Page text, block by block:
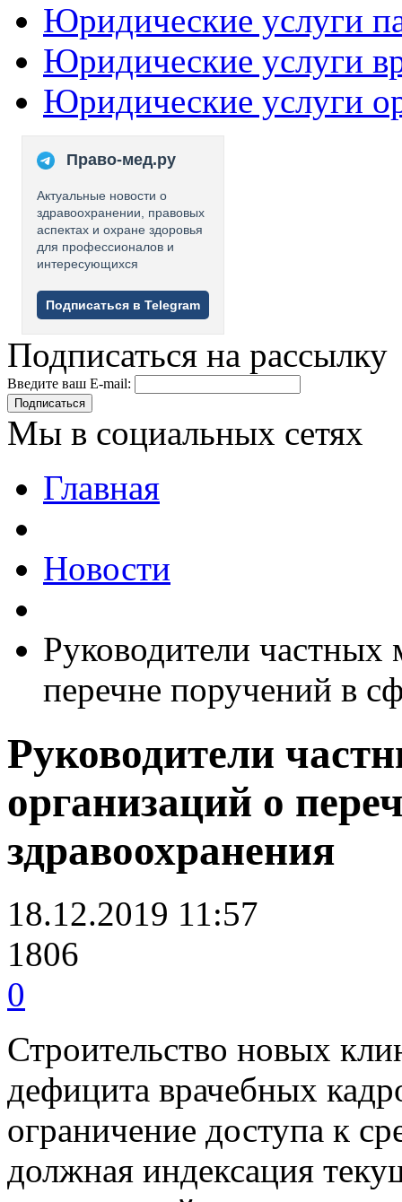
Юридические услуги
Юридические услуги
Юридические услуги
Право-мед.ру
Актуальные новости о
здравоохранении, правовых
аспектах и охране здоровья
для профессионалов и
интересующихся
Подписаться в Telegram
Подписаться на рассылку
Введите ваш E-mail:
Подписаться
Мы в социальных сетях
Главная
Новости
Руководители частных
перечне поручений в
Руководители
организаций о
здравоохранения
18.12.2019 11:57
1806
0
Строительство новых
дефицита врачебных
ограничение доступа к
должная индексация